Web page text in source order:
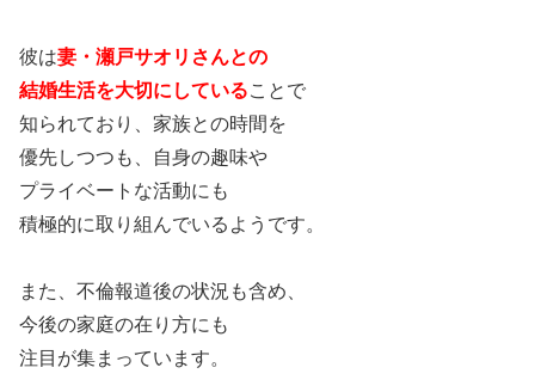
彼は妻・瀬戸サオリさんとの
結婚生活を大切にしていることで
知られており、家族との時間を
優先しつつも、自身の趣味や
プライベートな活動にも
積極的に取り組んでいるようです。
また、不倫報道後の状況も含め、
今後の家庭の在り方にも
注目が集まっています。